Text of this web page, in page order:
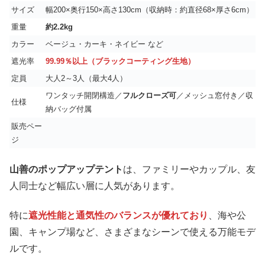
サイズ
幅200×奥行150×高さ130cm（収納時：約直径68×厚さ6cm）
重量
約2.2kg
カラー
ベージュ・カーキ・ネイビー など
遮光率
99.99％以上（ブラックコーティング生地）
定員
大人2～3人（最大4人）
仕様
ワンタッチ開閉構造／ フルクローズ可 ／メッシュ窓付き／収
納バッグ付属
販売ペー
ジ
山善のポップアップテント は、ファミリーやカップル、友
人同士など幅広い層に人気があります。
特に遮光性能と通気性のバランスが優れており
、海や公
園、キャンプ場など、さまざまなシーンで使える万能モデ
ルです。